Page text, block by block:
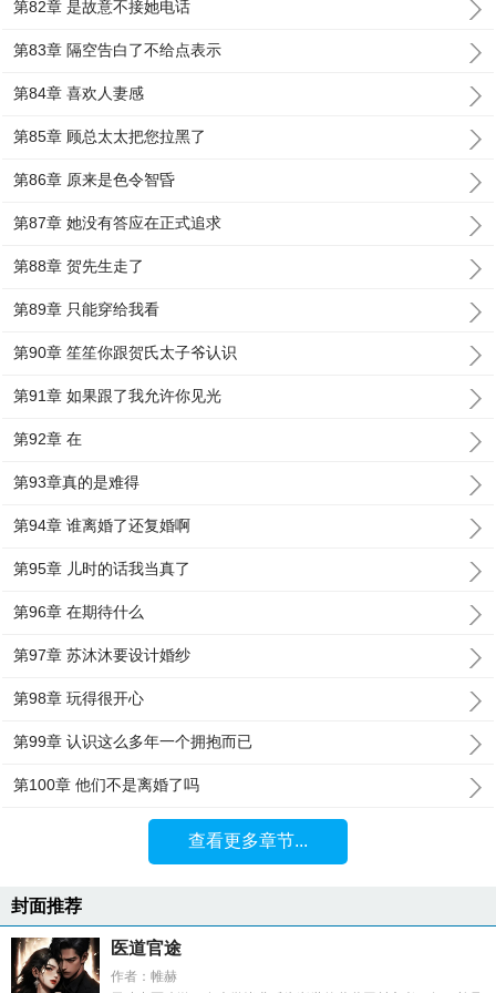
第82章 是故意不接她电话
第83章 隔空告白了不给点表示
第84章 喜欢人妻感
第85章 顾总太太把您拉黑了
第86章 原来是色令智昏
第87章 她没有答应在正式追求
第88章 贺先生走了
第89章 只能穿给我看
第90章 笙笙你跟贺氏太子爷认识
第91章 如果跟了我允许你见光
第92章 在
第93章真的是难得
第94章 谁离婚了还复婚啊
第95章 儿时的话我当真了
第96章 在期待什么
第97章 苏沐沐要设计婚纱
第98章 玩得很开心
第99章 认识这么多年一个拥抱而已
第100章 他们不是离婚了吗
查看更多章节...
封面推荐
医道官途
作者：帷赫